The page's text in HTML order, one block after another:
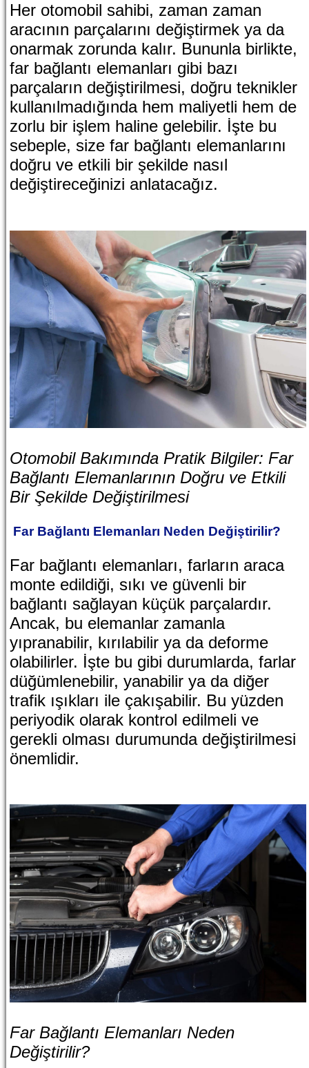
Her otomobil sahibi, zaman zaman
aracının parçalarını değiştirmek ya da
onarmak zorunda kalır. Bununla birlikte,
far bağlantı elemanları gibi bazı
parçaların değiştirilmesi, doğru teknikler
kullanılmadığında hem maliyetli hem de
zorlu bir işlem haline gelebilir. İşte bu
sebeple, size far bağlantı elemanlarını
doğru ve etkili bir şekilde nasıl
değiştireceğinizi anlatacağız.
Otomobil Bakımında Pratik Bilgiler: Far
Bağlantı Elemanlarının Doğru ve Etkili
Bir Şekilde Değiştirilmesi
Far Bağlantı Elemanları Neden Değiştirilir?
Far bağlantı elemanları, farların araca
monte edildiği, sıkı ve güvenli bir
bağlantı sağlayan küçük parçalardır.
Ancak, bu elemanlar zamanla
yıpranabilir, kırılabilir ya da deforme
olabilirler. İşte bu gibi durumlarda, farlar
düğümlenebilir, yanabilir ya da diğer
trafik ışıkları ile çakışabilir. Bu yüzden
periyodik olarak kontrol edilmeli ve
gerekli olması durumunda değiştirilmesi
önemlidir.
Far Bağlantı Elemanları Neden
Değiştirilir?